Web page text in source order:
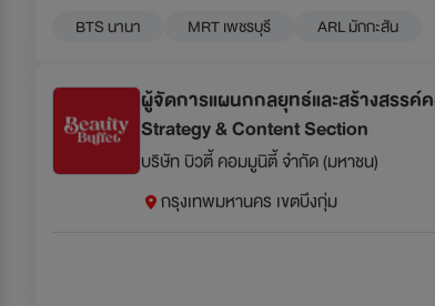
BTS นานา MRT เพชรบุรี ARL มักกะสัน
ผู้จัดการแผนกกลยุทธ์และสร้างสรรค์
Strategy & Content Section
บริษัท บิวตี้ คอมมูนิตี้ จำกัด (มหาชน)
กรุงเทพมหานคร เขตบึงกุ่ม